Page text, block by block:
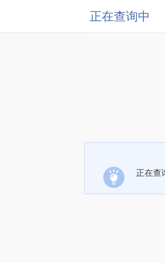
正在查询中
正在查